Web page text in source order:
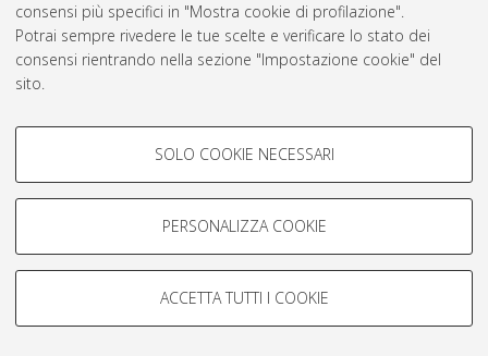
consensi più specifici in "Mostra cookie di profilazione".
Potrai sempre rivedere le tue scelte e verificare lo stato dei
consensi rientrando nella sezione "Impostazione cookie" del
sito.
COOKIE DI PROFILAZIONE -
Si tratta di cookie utilizzati per analizzare le caratteristiche della
navigazione degli utenti, creare profili in base al loro comportamento
Mostra cookie di profilazione
COOKIE TECNICI - NECESSARI
SOLO COOKIE NECESSARI
PERSONALIZZA COOKIE
ACCETTA TUTTI I COOKIE
AMS Laurea
Servizio implementato e gestito da AlmaDL
Informativa sulla privacy
Condizioni d’uso del sito
© ALMA MATER STUDIORUM - Università di Bologna, 2007-2026.